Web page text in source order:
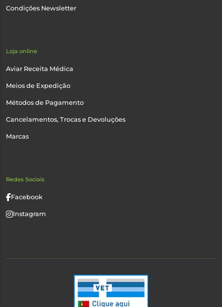
Condições Newsletter
Loja online
Aviar Receita Médica
Meios de Expedição
Métodos de Pagamento
Cancelamentos, Trocas e Devoluções
Marcas
Redes Sociais
Facebook
Instagram